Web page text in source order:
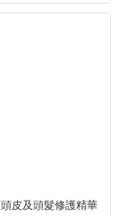
皮及頭髮修護精華